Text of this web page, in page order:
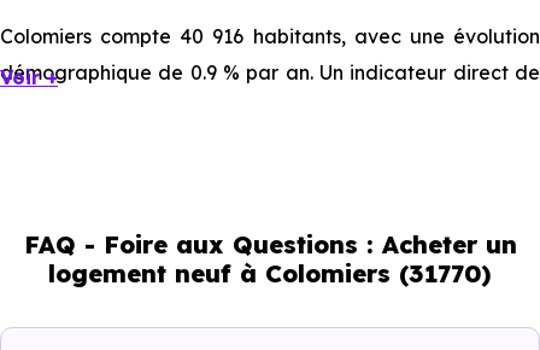
Colomiers compte 40 916 habitants, avec une évolution
démographique de 0.9 % par an. Un indicateur direct de
démographique qui renseigne directement sur la
demande locative locale et les typologies de biens les
plus recherchées.
Voir +
FAQ - Foire aux Questions : Acheter un
logement neuf à Colomiers (31770)